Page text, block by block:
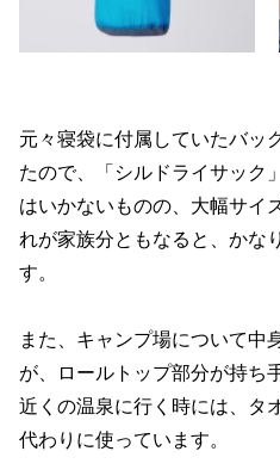
元々寝袋に付属していたバッ
たので、「シルドライサック
はいかないものの、大幅サイ
れが家族分ともなると、かな
す。
また、キャンプ場について中
が、ロールトップ部分が持ち
近くの温泉に行く時には、タ
代わりに使っています。